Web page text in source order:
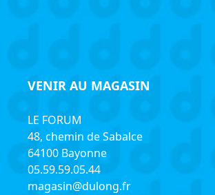
VENIR AU MAGASIN
LE FORUM
48, chemin de Sabalce
64100 Bayonne
05.59.59.05.44
magasin@dulong.fr